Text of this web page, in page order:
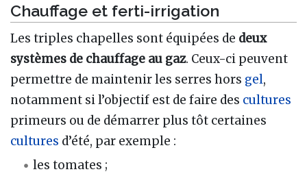
Chauffage et ferti-irrigation
Les triples chapelles sont équipées de deux
systèmes de chauffage au gaz. Ceux-ci peuvent
permettre de maintenir les serres hors gel,
notamment si l’objectif est de faire des cultures
primeurs ou de démarrer plus tôt certaines
cultures d’été, par exemple :
les tomates ;